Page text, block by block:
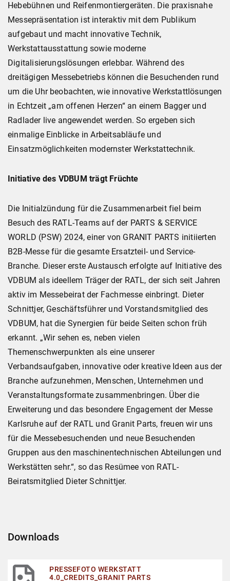
Hebebühnen und Reifenmontiergeräten. Die praxisnahe
Messepräsentation ist interaktiv mit dem Publikum
aufgebaut und macht innovative Technik,
Werkstattausstattung sowie moderne
Digitalisierungslösungen erlebbar. Während des
dreitägigen Messebetriebs können die Besuchenden rund
um die Uhr beobachten, wie innovative Werkstattlösungen
in Echtzeit „am offenen Herzen“ an einem Bagger und
Radlader live angewendet werden. So ergeben sich
einmalige Einblicke in Arbeitsabläufe und
Einsatzmöglichkeiten modernster Werkstattechnik.
Initiative des VDBUM trägt Früchte
Die Initialzündung für die Zusammenarbeit fiel beim
Besuch des RATL-Teams auf der PARTS & SERVICE
WORLD (PSW) 2024, einer von GRANIT PARTS initiierten
B2B-Messe für die gesamte Ersatzteil- und Service-
Branche. Dieser erste Austausch erfolgte auf Initiative des
VDBUM als ideellem Träger der RATL, der sich seit Jahren
aktiv im Messebeirat der Fachmesse einbringt. Dieter
Schnittjer, Geschäftsführer und Vorstandsmitglied des
VDBUM, hat die Synergien für beide Seiten schon früh
erkannt. „Wir sehen es, neben vielen
Themenschwerpunkten als eine unserer
Verbandsaufgaben, innovative oder kreative Ideen aus der
Branche aufzunehmen, Menschen, Unternehmen und
Veranstaltungsformate zusammenbringen. Über die
Erweiterung und das besondere Engagement der Messe
Karlsruhe auf der RATL und Granit Parts, freuen wir uns
für die Messebesuchenden und neue Besuchenden
Gruppen aus den maschinentechnischen Abteilungen und
Werkstätten sehr.“, so das Resümee von RATL-
Beiratsmitglied Dieter Schnittjer.
Downloads
PRESSEFOTO WERKSTATT
4.0_CREDITS_GRANIT PARTS